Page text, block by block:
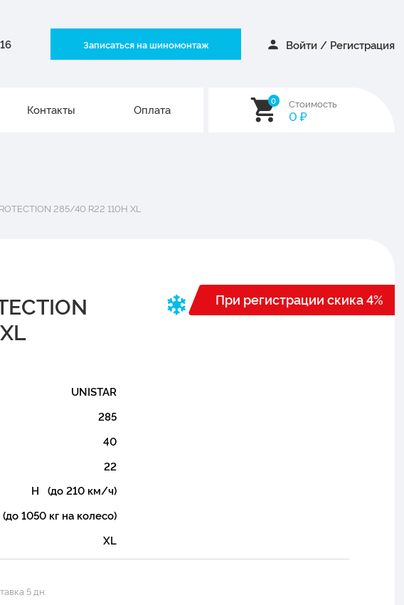
Записаться на шиномонтаж Войти / Регистрация
Контакты Оплата
0 Стоимость
0 ₽
285/40 R22 110H XL
UNISTAR
285
40
22
H (до 210 км/ч)
1050 кг на колесо)
XL
5 дн.
При регистрации скика 4%